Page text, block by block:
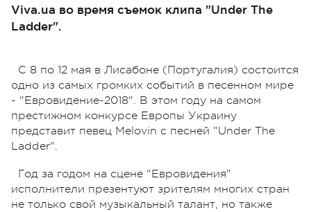
Viva.ua во время съемок клипа "Under The
Ladder".
С 8 по 12 мая в Лисабоне (Португалия) состоится
одно из самых громких событий в песенном мире
- "Евровидение-2018". В этом году на самом
престижном конкурсе Европы Украину
представит певец Melovin с песней "Under The
Ladder".
Год за годом на сцене "Евровидения"
исполнители презентуют зрителям многих стран
не только свой музыкальный талант, но также